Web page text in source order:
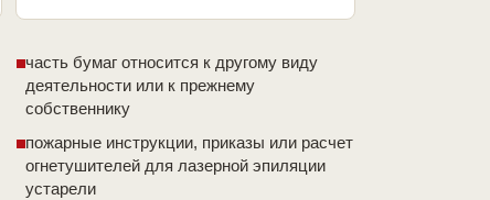
часть бумаг относится к другому виду
деятельности или к прежнему
собственнику
пожарные инструкции, приказы или расчет
огнетушителей для лазерной эпиляции
устарели